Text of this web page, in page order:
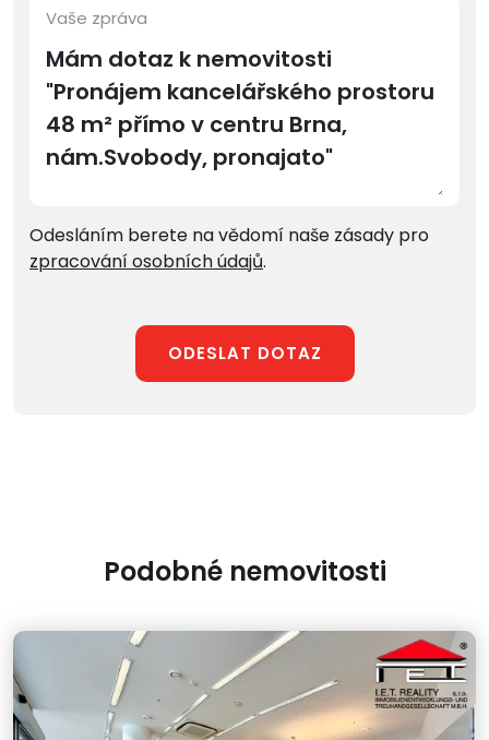
Vaše zpráva
Odesláním berete na vědomí naše zásady pro
zpracování osobních údajů.
ODESLAT DOTAZ
Podobné nemovitosti